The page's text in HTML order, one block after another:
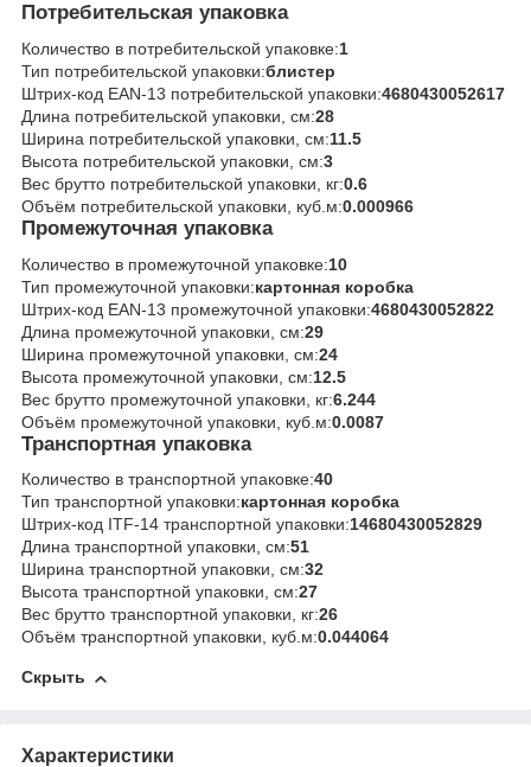
Потребительская упаковка
Количество в потребительской упаковке:1
Тип потребительской упаковки:блистер
Штрих-код EAN-13 потребительской упаковки:4680430052617
Длина потребительской упаковки, см:28
Ширина потребительской упаковки, см:11.5
Высота потребительской упаковки, см:3
Вес брутто потребительской упаковки, кг:0.6
Объём потребительской упаковки, куб.м:0.000966
Промежуточная упаковка
Количество в промежуточной упаковке:10
Тип промежуточной упаковки:картонная коробка
Штрих-код EAN-13 промежуточной упаковки:4680430052822
Длина промежуточной упаковки, см:29
Ширина промежуточной упаковки, см:24
Высота промежуточной упаковки, см:12.5
Вес брутто промежуточной упаковки, кг:6.244
Объём промежуточной упаковки, куб.м:0.0087
Транспортная упаковка
Количество в транспортной упаковке:40
Тип транспортной упаковки:картонная коробка
Штрих-код ITF-14 транспортной упаковки:14680430052829
Длина транспортной упаковки, см:51
Ширина транспортной упаковки, см:32
Высота транспортной упаковки, см:27
Вес брутто транспортной упаковки, кг:26
Объём транспортной упаковки, куб.м:0.044064
Скрыть
Характеристики